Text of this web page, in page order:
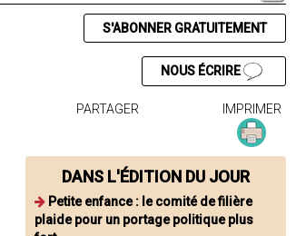
S'ABONNER GRATUITEMENT
NOUS ÉCRIRE
PARTAGER IMPRIMER
DANS L'ÉDITION DU JOUR
Petite enfance : le comité de filière
plaide pour un portage politique plus